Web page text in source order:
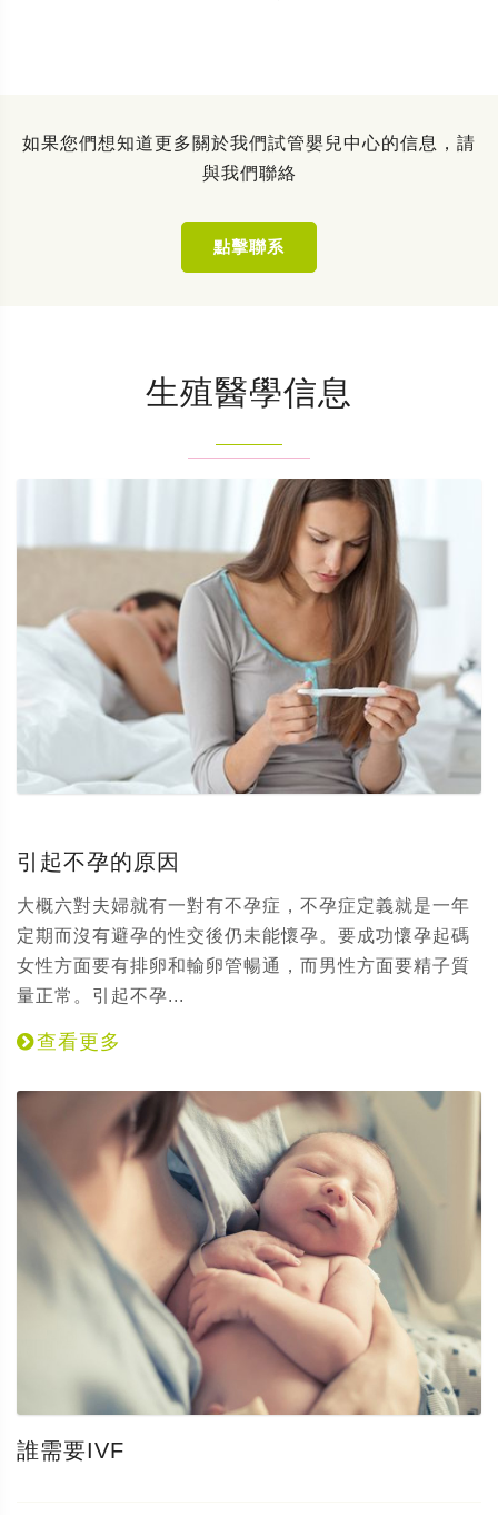
如果您們想知道更多關於我們試管嬰兒中心的信息，請
與我們聯絡
點擊聯系
生殖醫學信息
引起不孕的原因
大概六對夫婦就有一對有不孕症，不孕症定義就是一年
定期而沒有避孕的性交後仍未能懷孕。要成功懷孕起碼
女性方面要有排卵和輸卵管暢通，而男性方面要精子質
量正常。引起不孕...
查看更多
誰需要IVF